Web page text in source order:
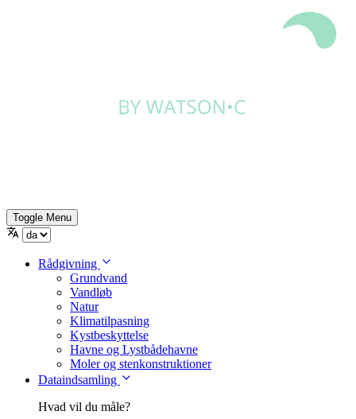
Toggle Menu
Rådgivning
Grundvand
Vandløb
Natur
Klimatilpasning
Kystbeskyttelse
Havne og Lystbådehavne
Moler og stenkonstruktioner
Dataindsamling
Hvad vil du måle?